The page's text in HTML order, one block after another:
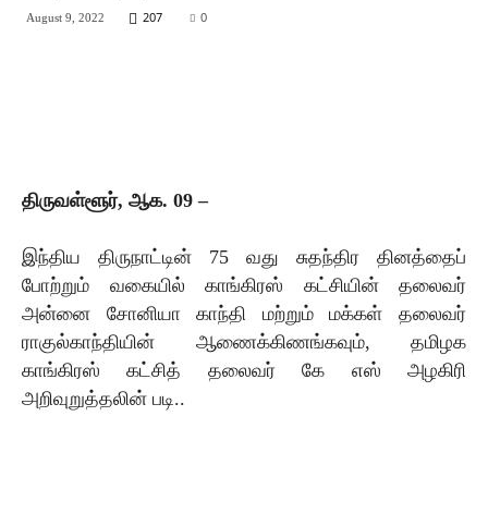
August 9, 2022 207 0
திருவள்ளூர், ஆக. 09 –
இந்திய திருநாட்டின் 75 வது சுதந்திர தினத்தைப்
போற்றும் வகையில் காங்கிரஸ் கட்சியின் தலைவர்
அன்னை சோனியா காந்தி மற்றும் மக்கள் தலைவர்
ராகுல்காந்தியின் ஆணைக்கிணங்கவும், தமிழக
காங்கிரஸ் கட்சித் தலைவர் கே எஸ் அழகிரி
அறிவுறுத்தலின் படி..